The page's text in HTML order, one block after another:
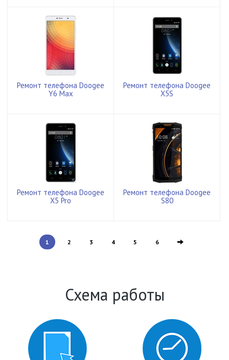
Ремонт телефона Doogee
Y6 Max
Ремонт телефона Doogee
X5S
Ремонт телефона Doogee
X5 Pro
Ремонт телефона Doogee
S80
1 2 3 4 5 6
Схема работы